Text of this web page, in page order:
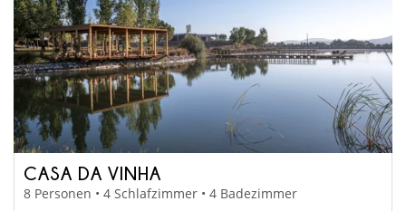
CASA DA VINHA
8 Personen • 4 Schlafzimmer • 4 Badezimmer